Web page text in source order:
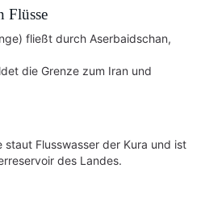
Flüsse
fließt durch Aserbaidschan,
die Grenze zum Iran und
staut Flusswasser der Kura und ist
des Landes.